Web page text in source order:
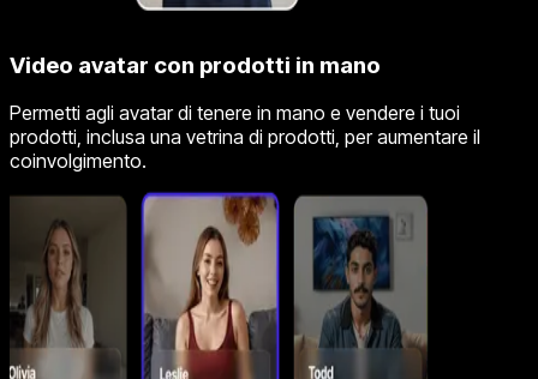
Video avatar con prodotti in mano
Permetti agli avatar di tenere in mano e vendere i tuoi
prodotti, inclusa una vetrina di prodotti, per aumentare il
coinvolgimento.